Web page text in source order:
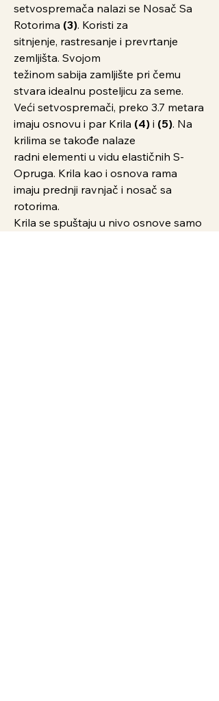
setvospremača nalazi se Nosač Sa
Rotorima (3). Koristi za
sitnjenje, rastresanje i prevrtanje
zemljišta. Svojom
težinom sabija zamljište pri čemu
stvara idealnu posteljicu za seme.
Veći setvospremači, preko 3.7 metara
imaju osnovu i par Krila (4) i (5). Na
krilima se takođe nalaze
radni elementi u vidu elastičnih S-
Opruga. Krila kao i osnova rama
imaju prednji ravnjač i nosač sa
rotorima.
Krila se spuštaju u nivo osnove samo